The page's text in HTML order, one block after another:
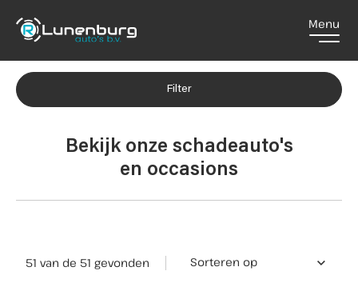
Menu
Home
Aanbod
Diensten
Over ons
Bekijk onze schadeauto's
en occasions
Filter
Filters
Merk
Merk
51 van de 51 gevonden Sorteren op